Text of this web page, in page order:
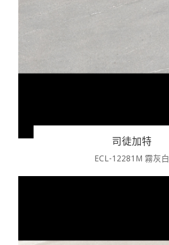
司徒加特
ECL-12281M 霧灰白